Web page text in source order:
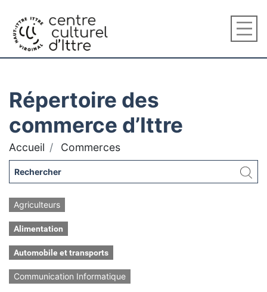
Répertoire des
commerce d’Ittre
Accueil Commerces
Agriculteurs
Alimentation
Automobile et transports
Communication Informatique